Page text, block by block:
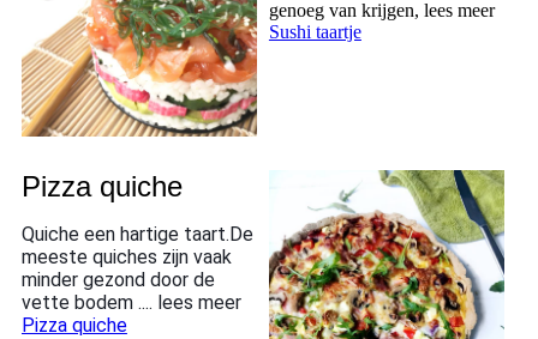
genoeg van krijgen, lees meer
Sushi taartje
Pizza quiche
Quiche een hartige taart. De
meeste quiches zijn vaak
minder gezond door de
vette bodem .... lees meer
Pizza quiche